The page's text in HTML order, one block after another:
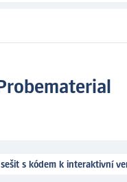
Probematerial
sešit s kódem k interaktivní